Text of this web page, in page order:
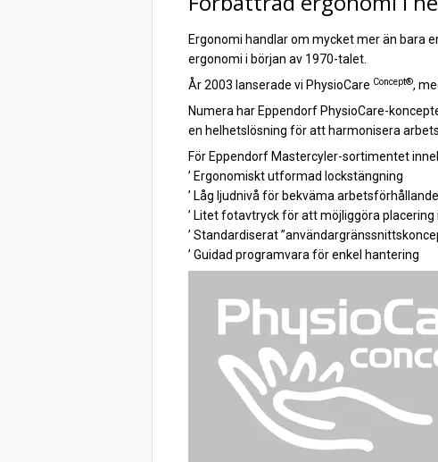
Ergonomi handlar om mycket mer än bara
ergonomi i början av 1970-talet.
År 2003 lanserade vi PhysioCare Concept®,
Numera har Eppendorf PhysioCare-
en helhetslösning för att harmonisera
För Eppendorf Mastercyler-sortimentet
’ Ergonomiskt utformad lockstängning
’ Låg ljudnivå för bekväma
’ Litet fotavtryck för att möjliggöra
’ Standardiserat
’ Guidad programvara för enkel hantering